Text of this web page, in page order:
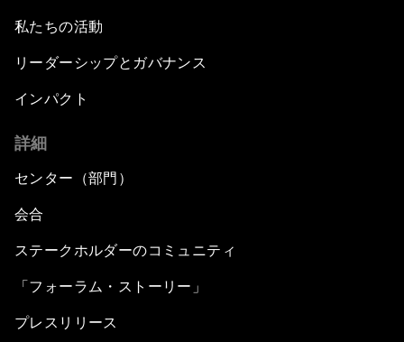
私たちの活動
リーダーシップとガバナンス
インパクト
詳細
センター（部門）
会合
ステークホルダーのコミュニティ
「フォーラム・ストーリー」
プレスリリース